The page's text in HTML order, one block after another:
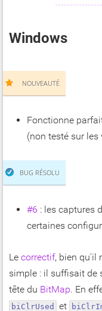
Windows
NOUVEAUTÉ
Fonctionne
(non testé sur les
BUG RÉSOLU
#6 : les captures
certaines
Le correctif, bien qu'il
simple : il suffisait de
tête du BitMap. En
biClrUsed et